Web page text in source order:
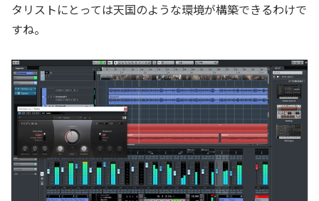
タリストにとっては天国のような環境が構築できるわけで
すね。